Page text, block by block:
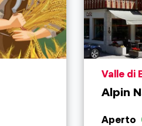
Valle di
Alpin
Aperto